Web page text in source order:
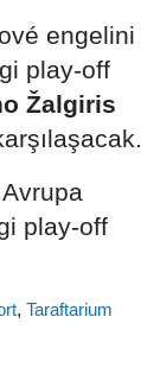
engelini
play-off
Žalgiris
play-off
,Taraftarium